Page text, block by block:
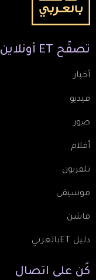
تصفّح ET أونلاين
أخبار
فيديو
صور
أفلام
تلفزيون
موسيقى
فاشن
دليل ETبالعربي
كُن على اتصال